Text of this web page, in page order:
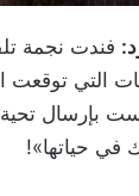
فندت نجمة
التي توقعت
بإرسال تحية
في حياتها»!